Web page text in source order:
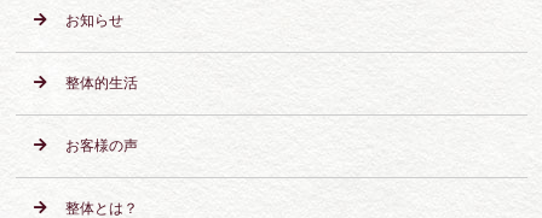
お知らせ
整体的生活
お客様の声
整体とは？